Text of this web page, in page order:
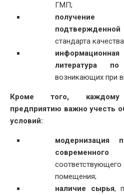
ГМП;
стандарта
литература
возникающих при
Кроме того, каждому
предприятию важно учесть
условий:
модернизация
современного
помещения;
наличие сырья,